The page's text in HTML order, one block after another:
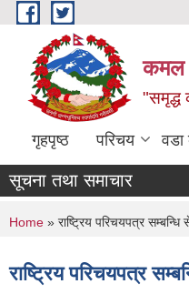
Skip to main content
कमल
"समृद्ध
गृहपृष्ठ परिचय वडा
सूचना तथा समाचार
You are here
Home » राष्ट्रिय परिचयपत्र
राष्ट्रिय परिचयपत्र